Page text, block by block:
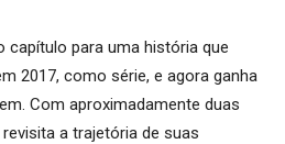
capítulo para uma história que
2017, como série, e agora ganha
Com aproximadamente duas
a trajetória de suas